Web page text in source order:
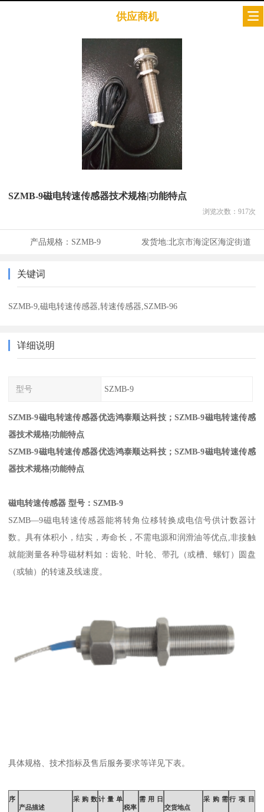
供应商机
SZMB-9磁电转速传感器技术规格|功能特点
浏览次数： 917次
产品规格： SZMB-9 发货地:北京市海淀区海淀街道
关键词
SZMB-9,磁电转速传感器,转速传感器,SZMB-96
详细说明
型号 SZMB-9
SZMB-9磁电转速传感器优选鸿泰顺达科技；SZMB-9磁电转速传感
器技术规格|功能特点
SZMB-9磁电转速传感器优选鸿泰顺达科技；SZMB-9磁电转速传感
器技术规格|功能特点
磁电转速传感器 型号：SZMB-9
SZMB—9磁电转速传感器能将转角位移转换成电信号供计数器计
数。具有体积小，结实，寿命长，不需电源和润滑油等优点,非接触
就能测量各种导磁材料如：齿轮、叶轮、带孔（或槽、螺钉）圆盘
（或轴）的转速及线速度。
具体规格、技术指标及售后服务要求等详见下表。
序
产品描述
采购数计量单
税率
需用日
交货地点
采购需行项目